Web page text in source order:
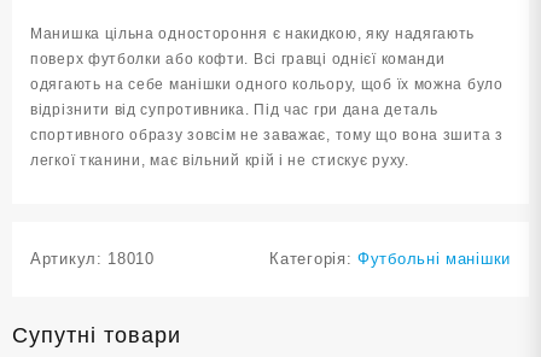
кількість
Манишка цільна одностороння є накидкою, яку надягають
поверх футболки або кофти. Всі гравці однієї команди
одягають на себе манішки одного кольору, щоб їх можна було
відрізнити від супротивника. Під час гри дана деталь
спортивного образу зовсім не заважає, тому що вона зшита з
легкої тканини, має вільний крій і не стискує руху.
Артикул: 18010 Категорія:Футбольні манішки
Супутні товари